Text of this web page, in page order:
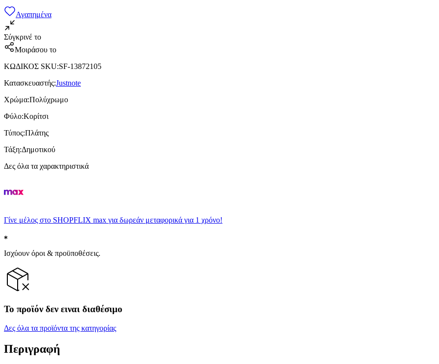
Αγαπημένα
Σύγκρινέ το
Μοιράσου το
ΚΩΔΙΚΟΣ SKU:SF-13872105
Κατασκευαστής:Justnote
Χρώμα:Πολύχρωμο
Φύλο:Κορίτσι
Τύπος:Πλάτης
Τάξη:Δημοτικού
Δες όλα τα χαρακτηριστικά
Γίνε μέλος στο SHOPFLIX max για δωρεάν μεταφορικά για 1 χρόνο!
Ισχύουν όροι & προϋποθέσεις.
Το προϊόν δεν ειναι διαθέσιμο
Δες όλα τα προϊόντα της κατηγορίας
Περιγραφή